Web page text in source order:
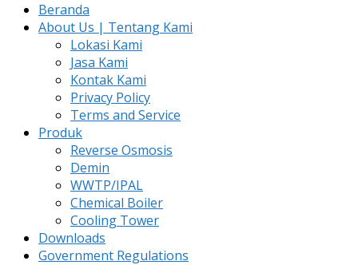
Beranda
About Us | Tentang Kami
Lokasi Kami
Jasa Kami
Kontak Kami
Privacy Policy
Terms and Service
Produk
Reverse Osmosis
Demin
WWTP/IPAL
Chemical Boiler
Cooling Tower
Downloads
Government Regulations